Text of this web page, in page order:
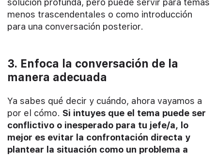
solución profunda, pero puede servir para temas
menos trascendentales o como introducción
para una conversación posterior.
3. Enfoca la conversación de la
manera adecuada
Ya sabes qué decir y cuándo, ahora vayamos a
por el cómo. Si intuyes que el tema puede ser
conflictivo o inesperado para tu jefe/a, lo
mejor es evitar la confrontación directa y
plantear la situación como un problema a